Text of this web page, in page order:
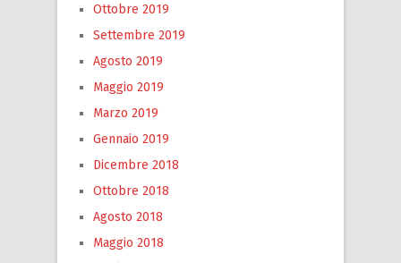
Ottobre 2019
Settembre 2019
Agosto 2019
Maggio 2019
Marzo 2019
Gennaio 2019
Dicembre 2018
Ottobre 2018
Agosto 2018
Maggio 2018